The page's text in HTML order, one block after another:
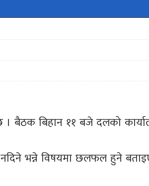
। बैठक बिहान ११ बजे दलको
नदिने भन्ने विषयमा छलफल हुने